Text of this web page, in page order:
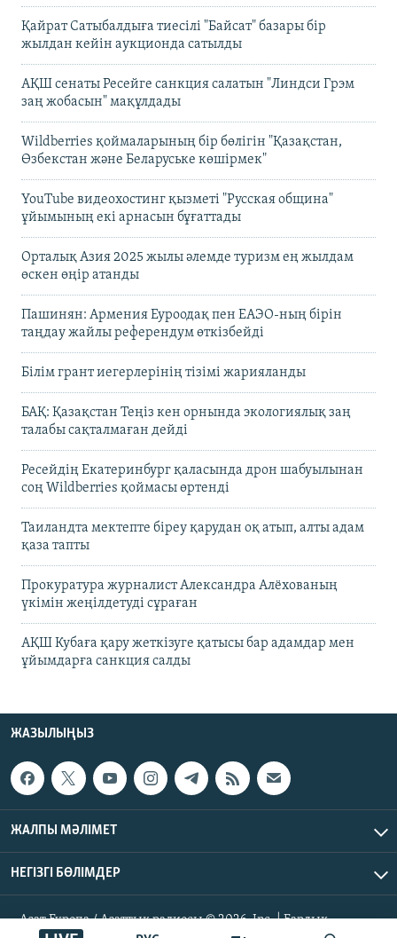
Қайрат Сатыбалдыға тиесілі "Байсат" базары бір
жылдан кейін аукционда сатылды
АҚШ сенаты Ресейге санкция салатын "Линдси Грэм
заң жобасын" мақұлдады
Wildberries қоймаларының бір бөлігін "Қазақстан,
Өзбекстан және Беларуське көшірмек"
YouTube видеохостинг қызметі "Русская община"
ұйымының екі арнасын бұғаттады
Орталық Азия 2025 жылы әлемде туризм ең жылдам
өскен өңір атанды
Пашинян: Армения Еуроодақ пен ЕАЭО-ның бірін
таңдау жайлы референдум өткізбейді
Білім грант иегерлерінің тізімі жарияланды
БАҚ: Қазақстан Теңіз кен орнында экологиялық заң
талабы сақталмаған дейді
Ресейдің Екатеринбург қаласында дрон шабуылынан
соң Wildberries қоймасы өртенді
Таиландта мектепте біреу қарудан оқ атып, алты адам
қаза тапты
Прокуратура журналист Александра Алёхованың
үкімін жеңілдетуді сұраған
АҚШ Кубаға қару жеткізуге қатысы бар адамдар мен
ұйымдарға санкция салды
ЖАЗЫЛЫҢЫЗ
ЖАЛПЫ МӘЛІМЕТ
НЕГІЗГІ БӨЛІМДЕР
Азат Еуропа / Азаттық радиосы © 2026, Inc. | Барлық